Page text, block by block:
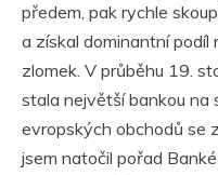
předem, pak rychle
a získal dominantní podíl
zlomek. V průběhu 19.
stala největší bankou na
evropských obchodů se
jsem natočil pořad